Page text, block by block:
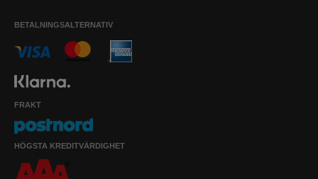
BETALNINGSALTERNATIV
FRAKT
HÖGSTA KREDITVÄRDIGHET